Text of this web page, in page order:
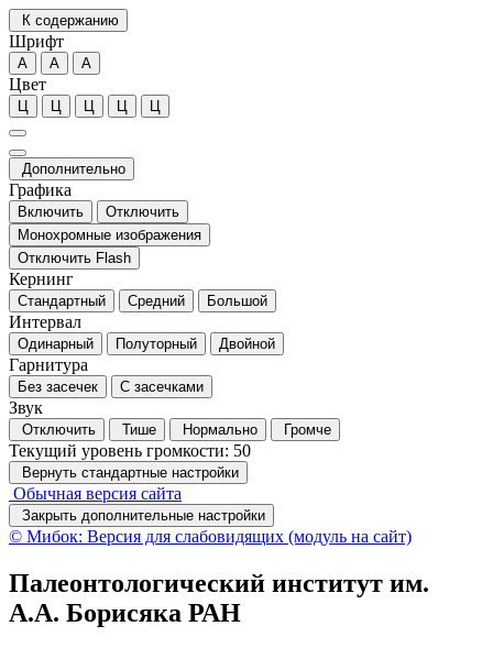
К содержанию
Шрифт
А А А
Цвет
Ц Ц Ц Ц Ц
Дополнительно
Графика
Включить
Отключить
Монохромные изображения
Отключить Flash
Кернинг
Стандартный Средний Большой
Интервал
Одинарный Полуторный Двойной
Гарнитура
Без засечек С засечками
Звук
Отключить Тише Нормально Громче
Текущий уровень громкости: 50
Вернуть стандартные настройки
Обычная версия сайта
Закрыть дополнительные настройки
© Мибок: Версия для слабовидящих (модуль на сайт)
Палеонтологический институт им.
А.А. Борисяка РАН